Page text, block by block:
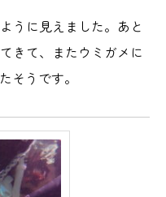
うに見えました。あと
きて、またウミガメに
そうです。